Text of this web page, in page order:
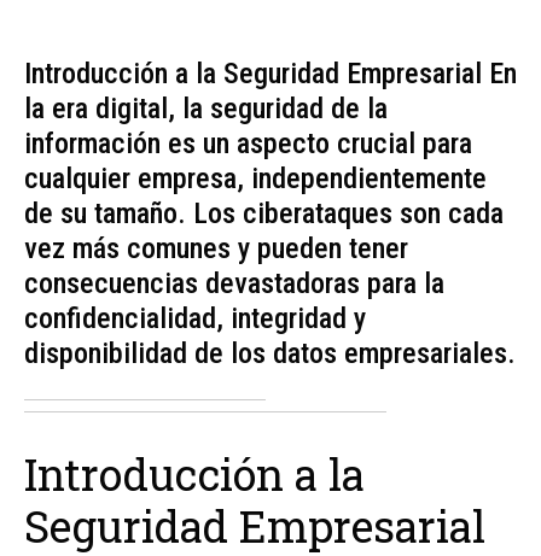
Introducción a la Seguridad Empresarial En
la era digital, la seguridad de la
información es un aspecto crucial para
cualquier empresa, independientemente
de su tamaño. Los ciberataques son cada
vez más comunes y pueden tener
consecuencias devastadoras para la
confidencialidad, integridad y
disponibilidad de los datos empresariales.
Introducción a la
Seguridad Empresarial